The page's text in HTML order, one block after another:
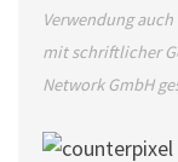
Verwendung
mit schriftlicher
Network GmbH